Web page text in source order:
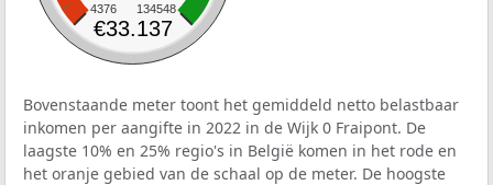
4376 134548
€33.137
Bovenstaande meter toont het gemiddeld netto belastbaar
inkomen per aangifte in 2022 in de Wijk 0 Fraipont. De
laagste 10% en 25% regio's in België komen in het rode en
het oranje gebied van de schaal op de meter. De hoogste